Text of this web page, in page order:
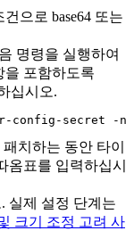
으로 base64 또는
명령을 실행하여
을 포함하도록
십시오.
secret -n
치하는 동안 타이
옴표를 입력하십시
실제 설정 단계는
크기 조정 고려 사